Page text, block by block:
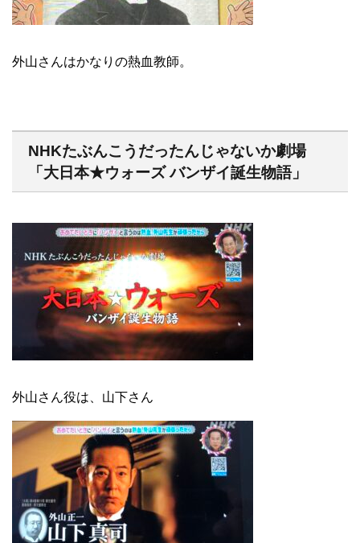
外山さんはかなりの熱血教師。
NHKたぶんこうだったんじゃないか劇場
「大日本★ウォーズ バンザイ誕生物語」
外山さん役は、山下さん